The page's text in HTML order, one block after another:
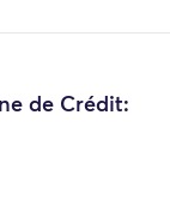
de Crédit: